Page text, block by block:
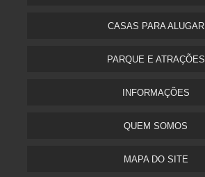
CASAS PARA ALUGAR
PARQUE E ATRAÇÕES
INFORMAÇÕES
QUEM SOMOS
MAPA DO SITE